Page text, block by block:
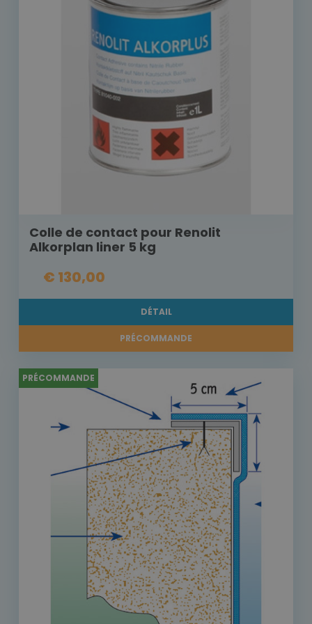
Colle de contact pour Renolit
Alkorplan liner 5 kg
€ 130,00
DÉTAIL
PRÉCOMMANDE
PRÉCOMMANDE